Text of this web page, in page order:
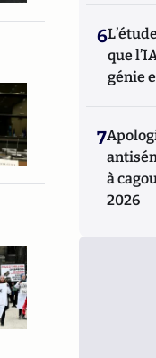
6
que
génie
7
à
2026